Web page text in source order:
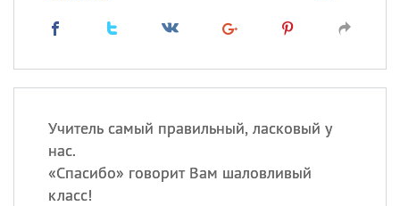
Учитель самый правильный, ласковый у
нас.
«Спасибо» говорит Вам шаловливый
класс!